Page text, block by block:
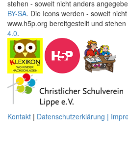
stehen - soweit nicht anders
BY-SA. Die Icons werden - soweit
www.h5p.org bereitgestellt und
4.0.
Kontakt | Datenschutzerklärung |